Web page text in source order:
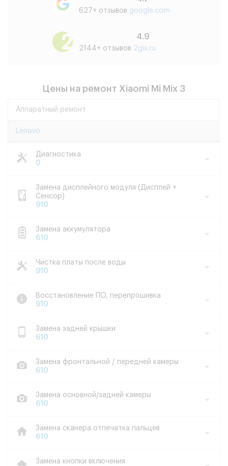
627+ отзывов google.com
4.9
2144+ отзывов 2gis.ru
Цены на ремонт Xiaomi Mi Mix 3
Аппаратный ремонт
Lenovo
Диагностика
0
Замена дисплейного модуля (Дисплей +
Сенсор)
910
Замена аккумулятора
610
Чистка платы после воды
910
Восстановление ПО, перепрошивка
910
Замена задней крышки
610
Замена фронтальной / передней камеры
610
Замена основной/задней камеры
610
Замена сканера отпечатка пальцев
610
Замена кнопки включения